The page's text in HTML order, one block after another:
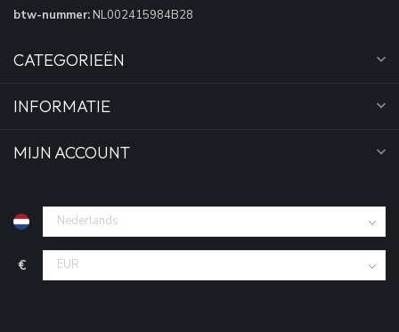
btw-nummer: NL002415984B28
CATEGORIEËN
INFORMATIE
MIJN ACCOUNT
€